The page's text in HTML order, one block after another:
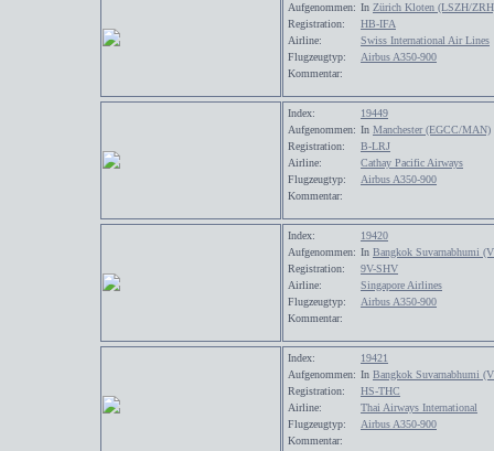
Aufgenommen: In Zürich Kloten (LSZH/
Registration:
HB-IFA
Airline:
Swiss International Air Lines
Flugzeugtyp:
Airbus A350-900
Kommentar:
Index:
19449
Aufgenommen: In Manchester (EGCC/MAN)
Registration:
B-LRJ
Airline:
Cathay Pacific Airways
Flugzeugtyp:
Airbus A350-900
Kommentar:
Index:
19420
Aufgenommen: In Bangkok Suvarnabhumi
Registration:
9V-SHV
Airline:
Singapore Airlines
Flugzeugtyp:
Airbus A350-900
Kommentar:
Index:
19421
Aufgenommen: In Bangkok Suvarnabhumi
Registration:
HS-THC
Airline:
Thai Airways International
Flugzeugtyp:
Airbus A350-900
Kommentar: